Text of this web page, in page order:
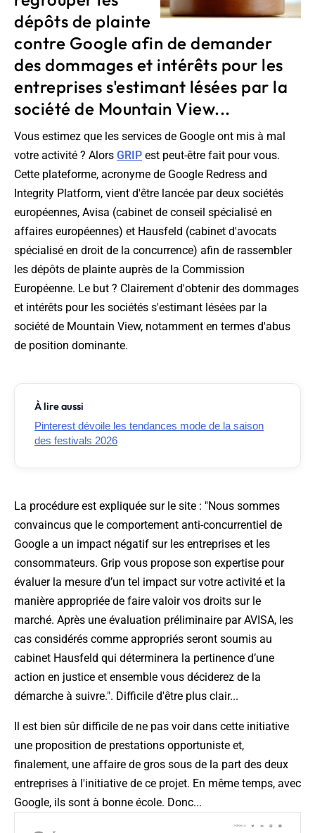
dépôts de plainte
contre Google afin de demander
des dommages et intérêts pour les
entreprises s'estimant lésées par la
société de Mountain View...
Vous estimez que les services de Google ont mis à mal
votre activité ? Alors GRIP est peut-être fait pour vous.
Cette plateforme, acronyme de Google Redress and
Integrity Platform, vient d'être lancée par deux sociétés
européennes, Avisa (cabinet de conseil spécialisé en
affaires européennes) et Hausfeld (cabinet d'avocats
spécialisé en droit de la concurrence) afin de rassembler
les dépôts de plainte auprès de la Commission
Européenne. Le but ? Clairement d'obtenir des dommages
et intérêts pour les sociétés s'estimant lésées par la
société de Mountain View, notamment en termes d'abus
de position dominante.
À lire aussi
Pinterest dévoile les tendances mode de la saison
des festivals 2026
La procédure est expliquée sur le site : "Nous sommes
convaincus que le comportement anti-concurrentiel de
Google a un impact négatif sur les entreprises et les
consommateurs. Grip vous propose son expertise pour
évaluer la mesure d’un tel impact sur votre activité et la
manière appropriée de faire valoir vos droits sur le
marché. Après une évaluation préliminaire par AVISA, les
cas considérés comme appropriés seront soumis au
cabinet Hausfeld qui déterminera la pertinence d’une
action en justice et ensemble vous déciderez de la
démarche à suivre.". Difficile d'être plus clair...
Il est bien sûr difficile de ne pas voir dans cette initiative
une proposition de prestations opportuniste et,
finalement, une affaire de gros sous de la part des deux
entreprises à l'initiative de ce projet. En même temps, avec
Google, ils sont à bonne école. Donc...